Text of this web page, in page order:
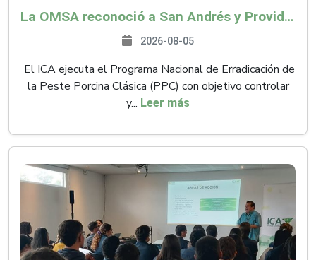
La OMSA reconoció a San Andrés y Providencia como zona libre de Peste Porcina Clásica (PPC)
2026-08-05
El ICA ejecuta el Programa Nacional de Erradicación de
la Peste Porcina Clásica (PPC) con objetivo controlar
y... Leer más